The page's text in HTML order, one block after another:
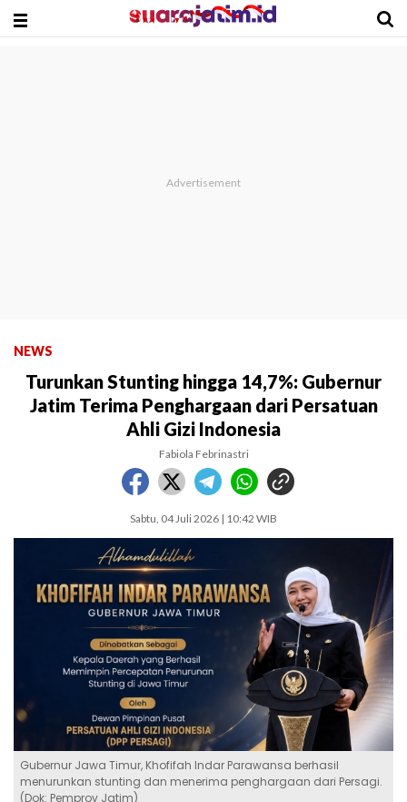
NEWS
Turunkan Stunting hingga 14,7%: Gubernur
Jatim Terima Penghargaan dari Persatuan
Ahli Gizi Indonesia
Fabiola Febrinastri
Sabtu, 04 Juli 2026 | 10:42 WIB
Gubernur Jawa Timur, Khofifah Indar Parawansa berhasil
menurunkan stunting dan menerima penghargaan dari Persagi.
(Dok: Pemprov Jatim)